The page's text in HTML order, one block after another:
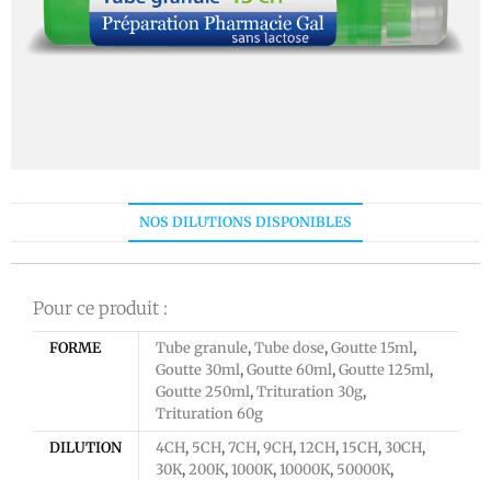
NOS DILUTIONS DISPONIBLES
Pour ce produit :
FORME Tube granule,Tube dose,Goutte 15ml,
Goutte 30ml,Goutte 60ml,Goutte 125ml,
Goutte 250ml,Trituration 30g,
Trituration 60g
DILUTION
4CH, 5CH,7CH,9CH,12CH,15CH,30CH,
30K,200K,1000K,10000K, 50000K,